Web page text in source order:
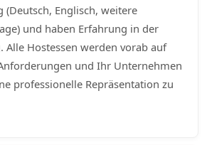
Englisch, weitere
und haben Erfahrung in der
Alle Hostessen werden vorab auf
und Ihr Unternehmen
professionelle Repräsentation zu